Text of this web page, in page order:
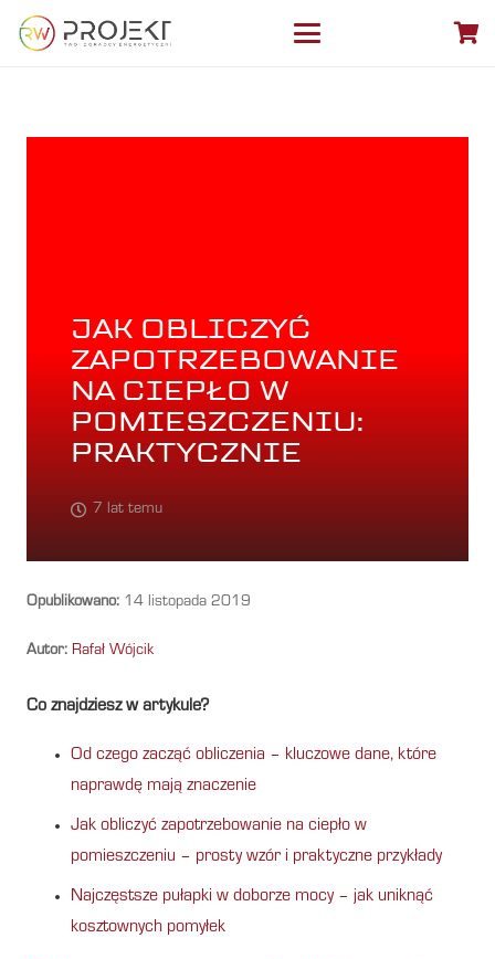
JAK OBLICZYĆ
ZAPOTRZEBOWANIE
NA CIEPŁO W
POMIESZCZENIU:
PRAKTYCZNIE
7 lat temu
Opublikowano: 14 listopada 2019
Autor: Rafał Wójcik
Co znajdziesz w artykule?
Od czego zacząć obliczenia – kluczowe dane, które
naprawdę mają znaczenie
Jak obliczyć zapotrzebowanie na ciepło w
pomieszczeniu – prosty wzór i praktyczne przykłady
Najczęstsze pułapki w doborze mocy – jak uniknąć
kosztownych pomyłek